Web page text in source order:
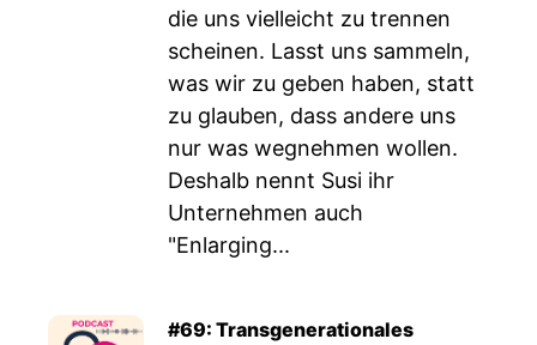
die uns vielleicht zu trennen
scheinen. Lasst uns sammeln,
was wir zu geben haben, statt
zu glauben, dass andere uns
nur was wegnehmen wollen.
Deshalb nennt Susi ihr
Unternehmen auch
"Enlarging...
#69: Transgenerationales